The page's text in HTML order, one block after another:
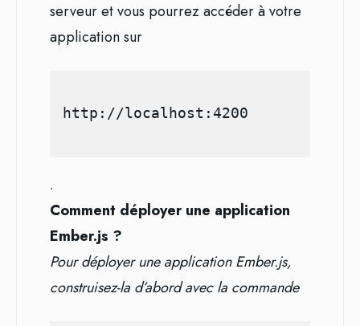
serveur et vous pourrez accéder à votre
application sur
.
Comment déployer une application
Ember.js ?
Pour déployer une application Ember.js,
construisez-la d’abord avec la commande